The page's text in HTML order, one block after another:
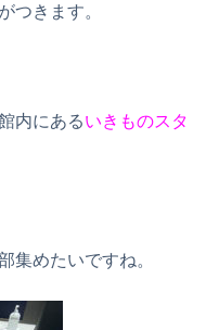
つきます。
内にあるいきものスタ
集めたいですね。